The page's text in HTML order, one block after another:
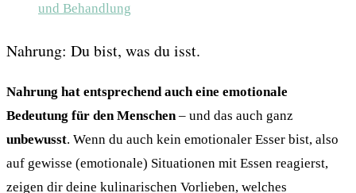
und Behandlung
Nahrung: Du bist, was du isst.
Nahrung hat entsprechend auch eine emotionale
Bedeutung für den Menschen– und das auch ganz
unbewusst. Wenn du auch kein emotionaler Esser bist, also
auf gewisse (emotionale) Situationen mit Essen reagierst,
zeigen dir deine kulinarischen Vorlieben, welches